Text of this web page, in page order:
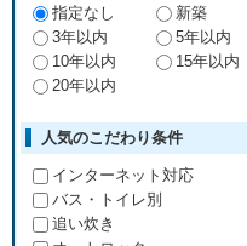
指定なし
新築
3年以内
5年以内
10年以内
15年以内
20年以内
人気のこだわり条件
インターネット対応
バス・トイレ別
追い炊き